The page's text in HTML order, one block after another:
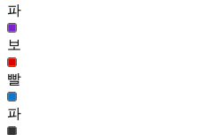
11,997
323
보스 윌 헤어
11,977
파
보
빨
파